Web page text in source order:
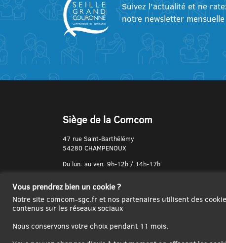
Suivez l’actualité et ne
notre newsletter mensuelle
Siège de la Comcom
47 rue Saint-Barthélémy
54280 CHAMPENOUX
Du lun. au ven. 9h-12h / 14h-17h
03 83 31 74 37
Vous prendrez bien un cookie ?
Notre site comcom-sgc.fr et nos partenaires utilisent des
contenus sur les réseaux sociaux
Nous conservons votre choix pendant 11 mois.